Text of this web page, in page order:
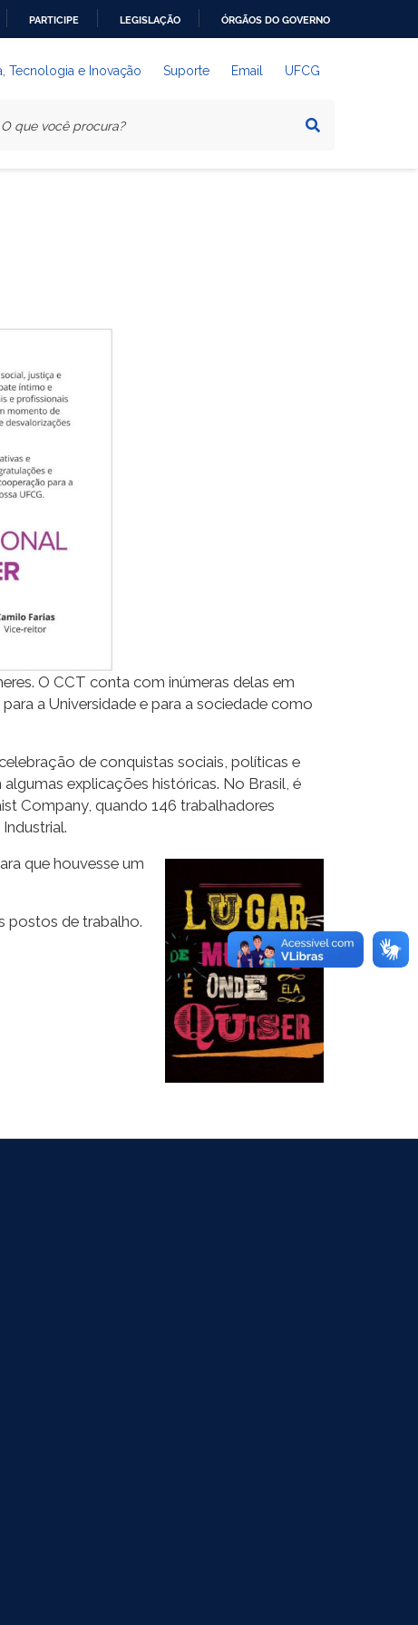
PARTICIPE LEGISLAÇÃO ÓRGÃOS DO GOVERNO
Tecnologia e Inovação Suporte Email UFCG
O CCT conta com inúmeras delas em
a Universidade e para a sociedade como
de conquistas sociais, políticas e
explicações históricas. No Brasil, é
Company, quando 146 trabalhadores
que houvesse um
postos de trabalho.